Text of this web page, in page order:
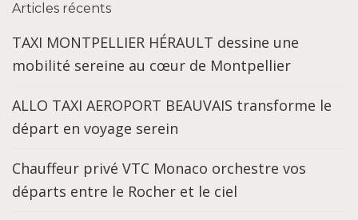
Articles récents
TAXI MONTPELLIER HÉRAULT dessine une
mobilité sereine au cœur de Montpellier
ALLO TAXI AEROPORT BEAUVAIS transforme le
départ en voyage serein
Chauffeur privé VTC Monaco orchestre vos
départs entre le Rocher et le ciel